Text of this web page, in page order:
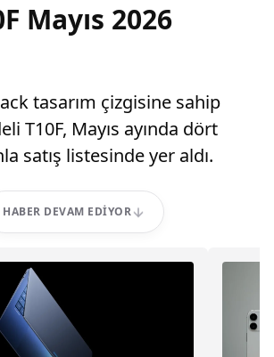
Mayıs 2026
tasarım çizgisine sahip
T10F, Mayıs ayında dört
satış listesinde yer aldı.
HABER DEVAM EDIYOR